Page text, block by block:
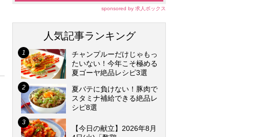
sponsored by 求人ボックス
人気記事ランキング
チャンプルーだけじゃもっ
たいない！今年こそ極める
夏ゴーヤ絶品レシピ3選
夏バテに負けない！豚肉で
スタミナ補給できる絶品レ
シピ8選
【今日の献立】2026年8月